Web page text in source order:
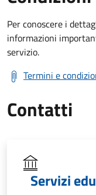
Per conoscere i
informazioni
servizio.
Termini e
Contatti
Servizi